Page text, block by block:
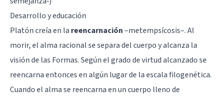
Desarrollo y educación
Platón creía en la reencarnación–metempsícosis–. Al
morir, el alma racional se separa del cuerpo y alcanza la
visión de las Formas. Según el grado de virtud alcanzado se
reencarna entonces en algún lugar de la escala filogenética.
Cuando el alma se reencarna en un cuerpo lleno de